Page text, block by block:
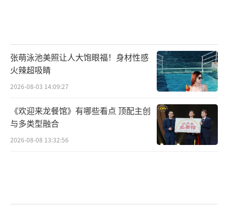
张萌泳池美照让人大饱眼福！身材性感
火辣超吸睛
2026-08-03 14:09:27
《欢迎来龙餐馆》有哪些看点 顶配主创
与多类型融合
2026-08-08 13:32:56